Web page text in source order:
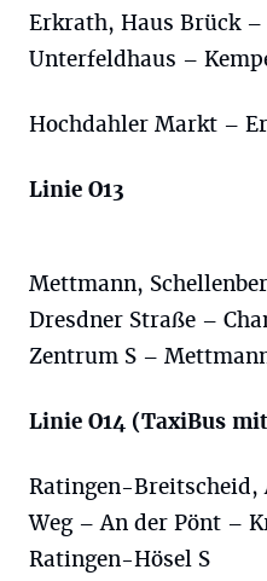
Erkrath, Haus Brück
Unterfeldhaus –
Hochdahler Markt –
Linie O13
Mettmann,
Dresdner Straße –
Zentrum S –
Linie O14 (TaxiBus
Ratingen-Breitscheid,
Weg – An der Pönt –
Ratingen-Hösel S